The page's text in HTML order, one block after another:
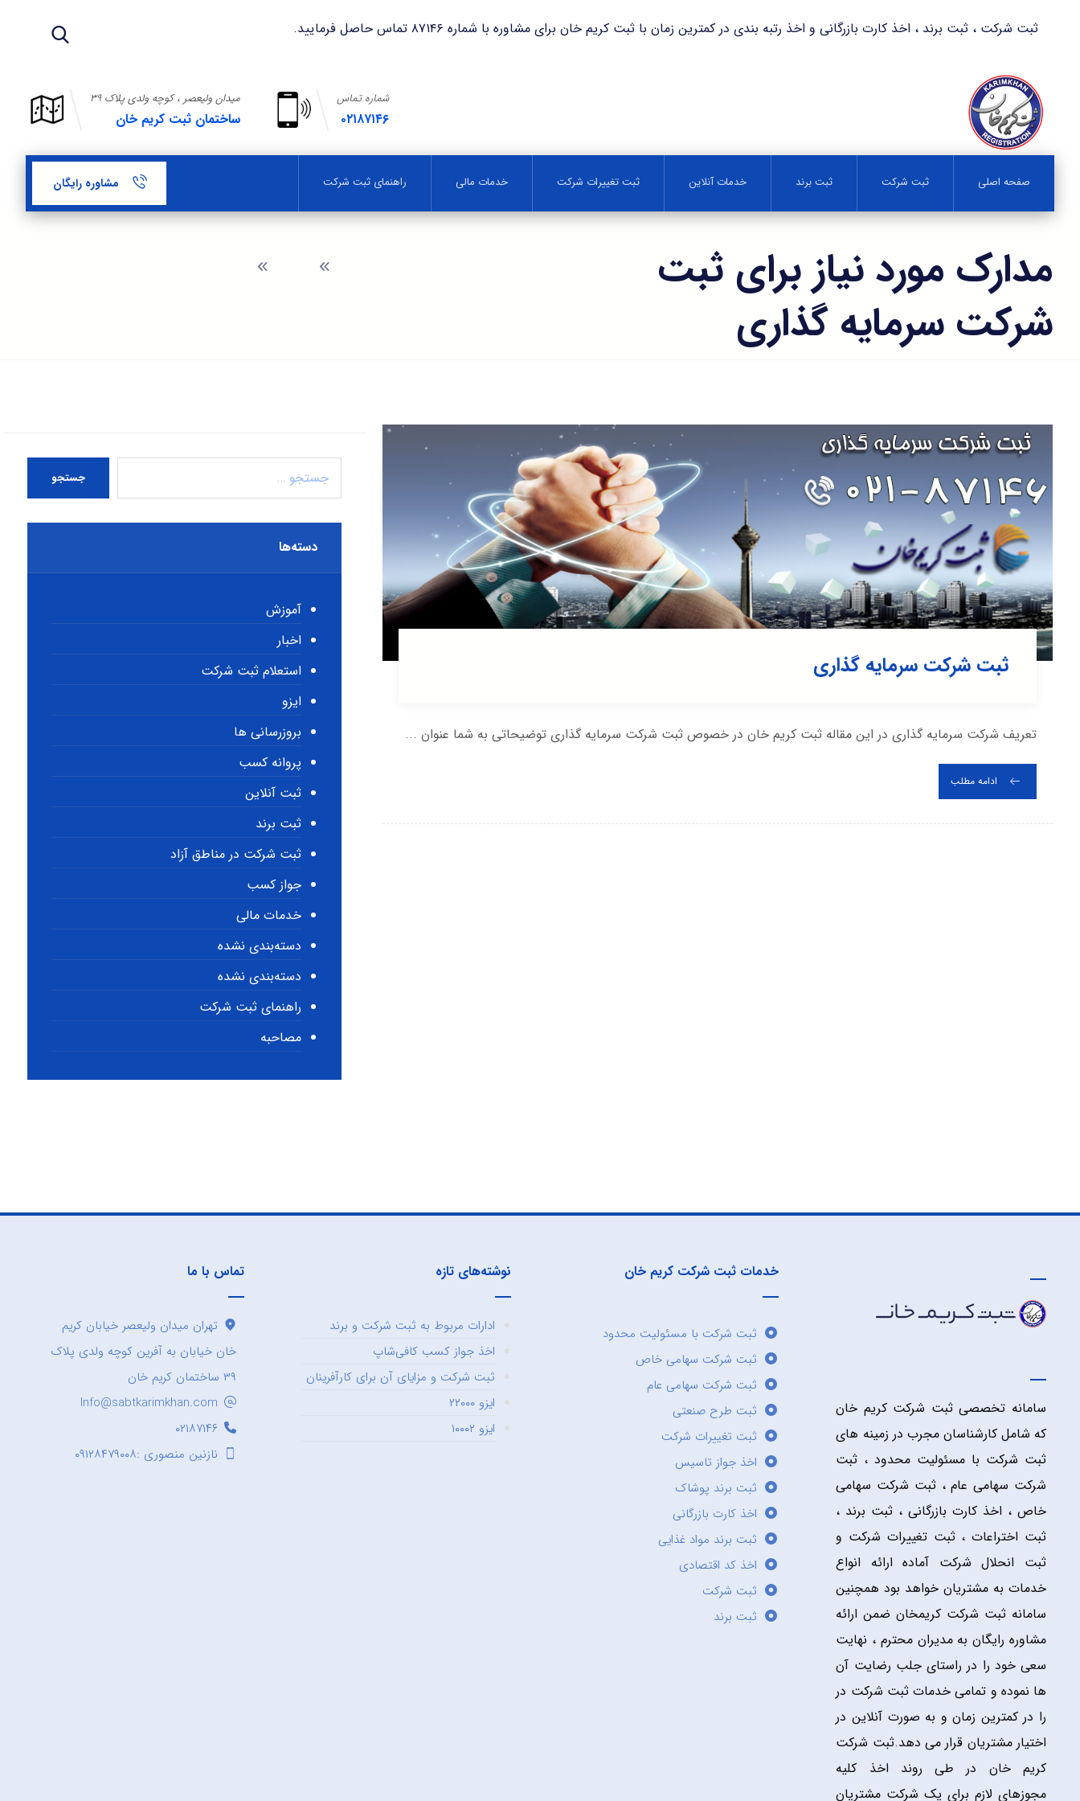
ثبت شرکت ، ثبت برند ، اخذ کارت بازرگانی و اخذ رتبه بندی در کمترین زمان با ثبت کریم خان برای مشاوره با شماره ۸۷۱۴۶ تماس حاصل فرمایید.
میدان ولیعصر ، کوچه ولدی پلاک ۳۹
ساختمان ثبت کریم خان
شماره تماس
۰۲۱۸۷۱۴۶
صفحه اصلی ثبت شرکت ثبت برند خدمات آنلاین ثبت تغییرات شرکت خدمات مالی راهنمای ثبت شرکت مشاوره رایگان
مدارک مورد نیاز برای ثبت
شرکت سرمایه گذاری
ثبت شرکت سرمایه گذاری
تعریف شرکت سرمایه گذاری در این مقاله ثبت کریم خان در خصوص ثبت شرکت سرمایه گذاری توضیحاتی به شما عنوان ...
ادامه مطلب
جستجو
دسته‌ها
آموزش
اخبار
استعلام ثبت شرکت
ایزو
بروزرسانی ها
پروانه کسب
ثبت آنلاین
ثبت برند
ثبت شرکت در مناطق آزاد
جواز کسب
خدمات مالی
دسته‌بندی نشده
دسته‌بندی نشده
راهنمای ثبت شرکت
مصاحبه
سامانه تخصصی ثبت شرکت کریم خان
که شامل کارشناسان مجرب در زمینه های
ثبت شرکت با مسئولیت محدود ، ثبت
شرکت سهامی عام ، ثبت شرکت سهامی
خاص ، اخذ کارت بازرگانی ، ثبت برند ،
ثبت اختراعات ، ثبت تغییرات شرکت و
ثبت انحلال شرکت آماده ارائه انواع
خدمات به مشتریان خواهد بود همچنین
سامانه ثبت شرکت کریمخان ضمن ارائه
مشاوره رایگان به مدیران محترم ، نهایت
سعی خود را در راستای جلب رضایت آن
ها نموده و تمامی خدمات ثبت شرکت در
را در کمترین زمان و به صورت آنلاین در
اختیار مشتریان قرار می دهد.ثبت شرکت
کریم خان در طی روند اخذ کلیه
مجوزهای لازم برای یک شرکت مشتریان
خدمات ثبت شرکت کریم خان
ثبت شرکت با مسئولیت محدود
ثبت شرکت سهامی خاص
ثبت شرکت سهامی عام
ثبت طرح صنعتی
ثبت تغییرات شرکت
اخذ جواز تاسیس
ثبت برند پوشاک
اخذ کارت بازرگانی
ثبت برند مواد غذایی
اخذ کد اقتصادی
ثبت شرکت
ثبت برند
نوشته‌های تازه
ادارات مربوط به ثبت شرکت و برند
اخذ جواز کسب کافی‌شاپ
ثبت شرکت و مزایای آن برای کارآفرینان
ایزو ۲۲۰۰۰
ایزو ۱۰۰۰۲
تماس با ما
تهران میدان ولیعصر خیابان کریم
خان خیابان به آفرین کوچه ولدی پلاک
۳۹ ساختمان کریم خان
Info@sabtkarimkhan.com
۰۲۱۸۷۱۴۶
نازنین منصوری :۰۹۱۲۸۴۷۹۰۰۸